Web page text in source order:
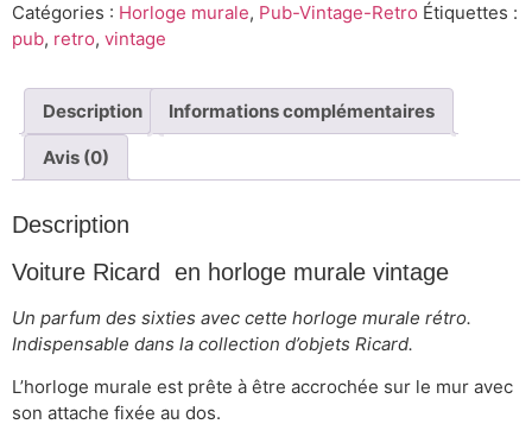
Catégories : Horloge murale, Pub-Vintage-Retro Étiquettes :
pub, retro, vintage
Description Informations complémentaires
Avis (0)
Description
Voiture Ricard en horloge murale vintage
Un parfum des sixties avec cette horloge murale rétro.
Indispensable dans la collection d’objets Ricard.
L’horloge murale est prête à être accrochée sur le mur avec
son attache fixée au dos.